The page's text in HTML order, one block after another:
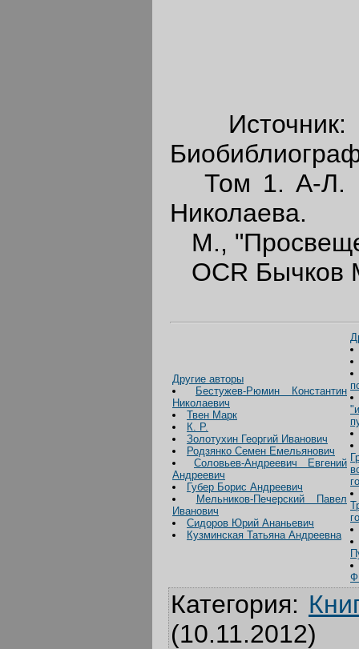
Источник:
Том 1. А-Л.
Николаева.
М.,
OCR Бычков
Другие авторы
Бестужев-Рюмин Константин
Николаевич
Твен Марк
К. Р.
Золотухин Георгий Иванович
Родзянко Семен Емельянович
Соловьев-Андреевич Евгений
Андреевич
Губер Борис Андреевич
Мельников-Печерский Павел
Иванович
Сидоров Юрий Ананьевич
Кузминская Татьяна Андреевна
Категория:
(10.11.2012)